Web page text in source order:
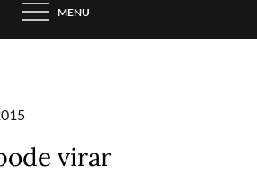
MENU
virar